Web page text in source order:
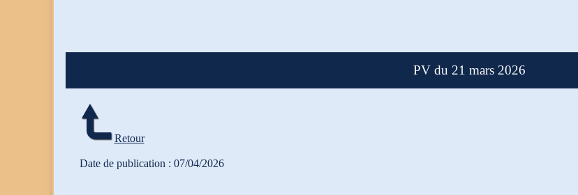
PV du 21 mars 2026
Retour
Date de publication : 07/04/2026